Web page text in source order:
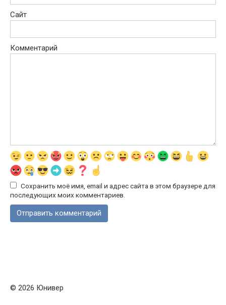
Сайт
Комментарий
Сохранить моё имя, email и адрес сайта в этом браузере для
последующих моих комментариев.
© 2026 Юнивер